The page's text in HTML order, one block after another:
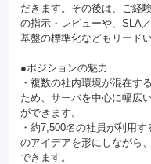
だきます。その後は、ご経
の指示・レビューや、SLA
基盤の標準化などもリード
●ポジションの魅力
・複数の社内環境が混在す
ため、サーバを中心に幅広
ができます。
・約7,500名の社員が利用
のアイデアを形にしながら
できます。